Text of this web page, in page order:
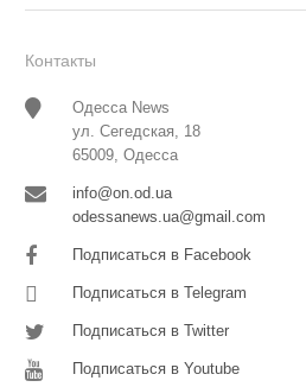
Контакты
Одесса News
ул. Сегедская, 18
65009, Одесса
info@on.od.ua
odessanews.ua@gmail.com
Подписаться в Facebook
Подписаться в Telegram
Подписаться в Twitter
Подписаться в Youtube